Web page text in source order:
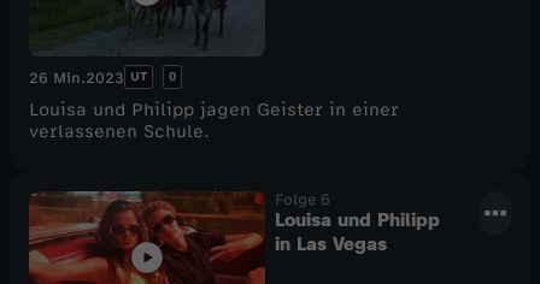
26 Min.2023 UT 0
Louisa und Philipp jagen Geister in einer
verlassenen Schule.
Folge 6
Louisa und Philipp
in Las Vegas